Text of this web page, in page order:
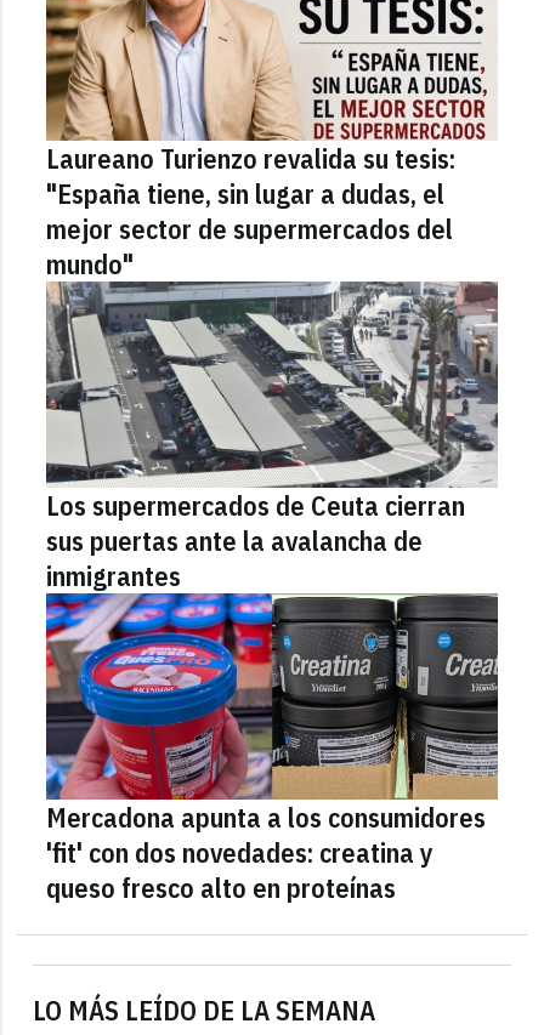
LO MÁS LEÍDO DE LA SEMANA
Laureano Turienzo revalida su tesis:
"España tiene, sin lugar a dudas, el
mejor sector de supermercados del
mundo"
Los supermercados de Ceuta cierran
sus puertas ante la avalancha de
inmigrantes
Mercadona apunta a los consumidores
'fit' con dos novedades: creatina y
queso fresco alto en proteínas